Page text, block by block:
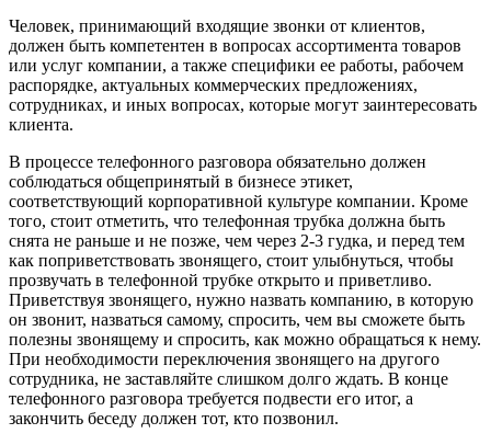
Человек, принимающий входящие звонки от клиентов,
должен быть компетентен в вопросах ассортимента товаров
или услуг компании, а также специфики ее работы, рабочем
распорядке, актуальных коммерческих предложениях,
сотрудниках, и иных вопросах, которые могут заинтересовать
клиента.
В процессе телефонного разговора обязательно должен
соблюдаться общепринятый в бизнесе этикет,
соответствующий корпоративной культуре компании. Кроме
того, стоит отметить, что телефонная трубка должна быть
снята не раньше и не позже, чем через 2-3 гудка, и перед тем
как поприветствовать звонящего, стоит улыбнуться, чтобы
прозвучать в телефонной трубке открыто и приветливо.
Приветствуя звонящего, нужно назвать компанию, в которую
он звонит, назваться самому, спросить, чем вы сможете быть
полезны звонящему и спросить, как можно обращаться к нему.
При необходимости переключения звонящего на другого
сотрудника, не заставляйте слишком долго ждать. В конце
телефонного разговора требуется подвести его итог, а
закончить беседу должен тот, кто позвонил.